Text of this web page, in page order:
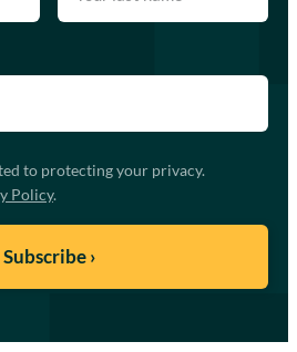
to protecting your privacy.
Policy.